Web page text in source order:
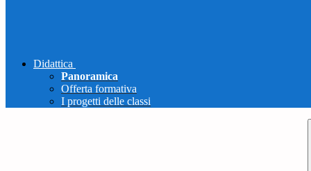
Didattica
Panoramica
Offerta formativa
I progetti delle classi